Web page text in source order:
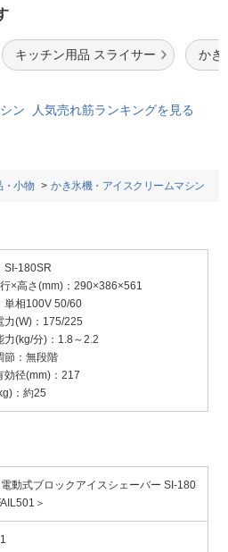
キッチン用品 スライサー かき
ン 人気売れ筋ランキングを見る
・小物 かき氷機・アイスクリームマシン
SI-180SR
×高さ(mm)：290×386×561
単相100V 50/60
力(W)：175/225
力(kg/分)：1.8～2.2
節：無段階
効径(mm)：217
：約25
動式ブロックアイスシェーバー SI-180
＞